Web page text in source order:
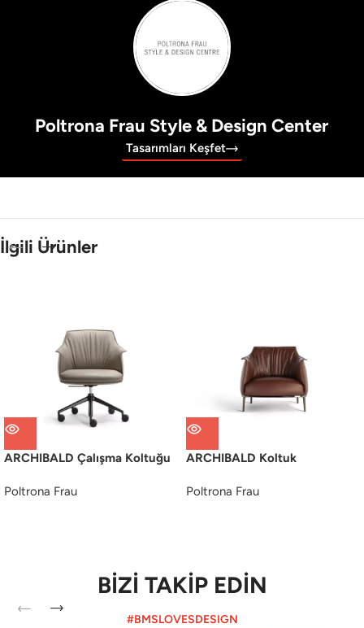
Poltrona Frau Style & Design Center
Tasarımları Keşfet
İlgili Ürünler
ARCHIBALD Çalışma Koltuğu
Poltrona Frau
ARCHIBALD Koltuk
Poltrona Frau
BİZİ TAKİP EDİN
#BMSLOVESDESIGN